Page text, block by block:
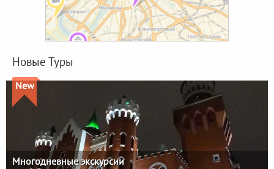
Новые Туры
New
Многодневные экскурсии